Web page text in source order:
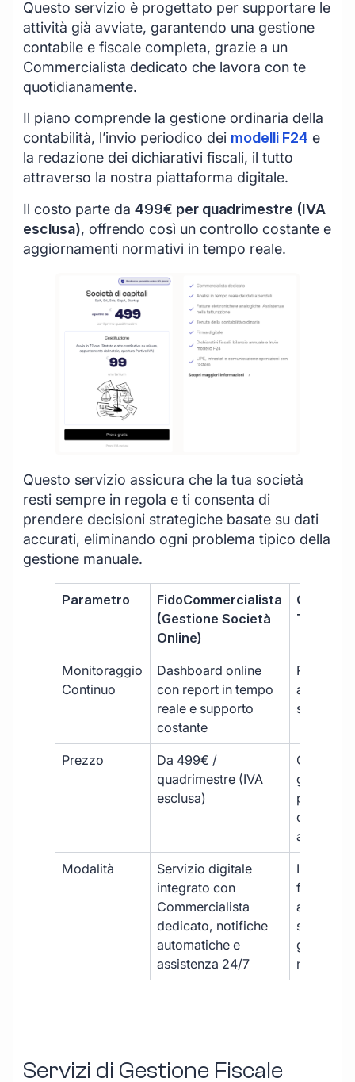
Questo servizio è progettato per supportare le
attività già avviate, garantendo una gestione
contabile e fiscale completa, grazie a un
Commercialista dedicato che lavora con te
quotidianamente.
Il piano comprende la gestione ordinaria della
contabilità, l’invio periodico dei modelli F24 e
la redazione dei dichiarativi fiscali, il tutto
attraverso la nostra piattaforma digitale.
Il costo parte da 499€ per quadrimestre (IVA
esclusa), offrendo così un controllo costante e
aggiornamenti normativi in tempo reale.
Questo servizio assicura che la tua società
resti sempre in regola e ti consenta di
prendere decisioni strategiche basate su dati
accurati, eliminando ogni problema tipico della
gestione manuale.
Parametro
FidoCommercialista
(Gestione Società
Online)
Monitoraggio
Continuo
Dashboard online
con report in tempo
reale e supporto
costante
Report
sporadici
Prezzo
Da 499€ /
quadrimestre (IVA
esclusa)
Costi
più
ogni
Modalità
Servizio digitale
integrato con
Commercialista
dedicato, notifiche
automatiche e
assistenza 24/7
Iter
studio e
gestione
manuale
Servizi di Gestione Fiscale